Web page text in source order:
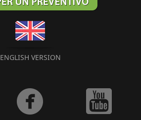
ENGLISH VERSION